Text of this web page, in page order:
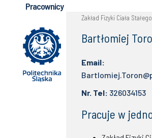
Pracownicy
Zakład Fizyki Ciała Stałego
Bartłomiej
Email:
Nr. Tel: 326034153
Pracuje w